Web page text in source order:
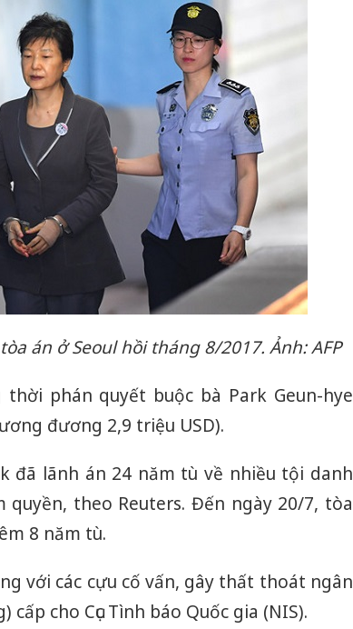
án ở Seoul hồi tháng 8/2017. Ảnh: AFP
phán quyết buộc bà Park Geun-hye
đương 2,9 triệu USD).
đã lãnh án 24 năm tù về nhiều tội danh
theo Reuters. Đến ngày 20/7, tòa
8 năm tù.
với các cựu cố vấn, gây thất thoát ngân
cho Cục Tình báo Quốc gia (NIS).